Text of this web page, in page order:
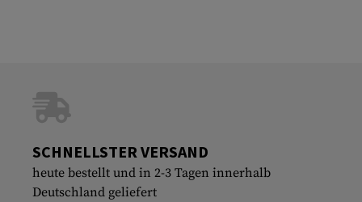
SCHNELLSTER VERSAND
heute bestellt und in 2-3 Tagen innerhalb
Deutschland geliefert